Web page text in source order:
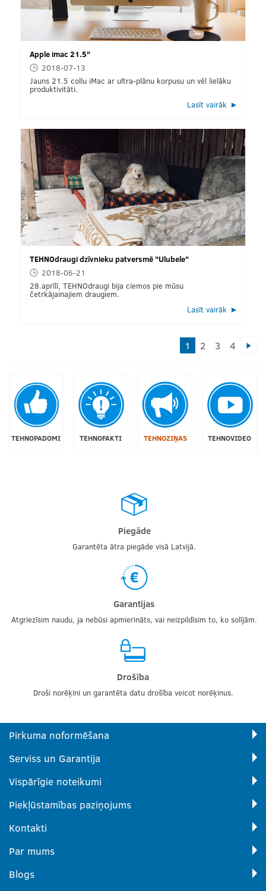
Apple imac 21.5"
2018-07-13
Jauns 21.5 collu iMac ar ultra-plānu korpusu un vēl lielāku
produktivitāti.
Lasīt vairāk
TEHNOdraugi dzīvnieku patversmē "Ulubele"
2018-06-21
28.aprīlī, TEHNOdraugi bija ciemos pie mūsu
četrkājainajiem draugiem.
Lasīt vairāk
1 2 3 4 »
TEHNOPADOMI TEHNOFAKTI TEHNOZIŅAS TEHNOVIDEO
Piegāde
Garantēta ātra piegāde visā Latvijā.
Garantijas
Atgriezīsim naudu, ja nebūsi apmierināts, vai neizpildīsim to, ko solījām.
Drošība
Droši norēķini un garantēta datu drošība veicot norēķinus.
Pirkuma noformēšana
Serviss un Garantija
Vispārīgie noteikumi
Piekļūstamības paziņojums
Kontakti
Par mums
Blogs